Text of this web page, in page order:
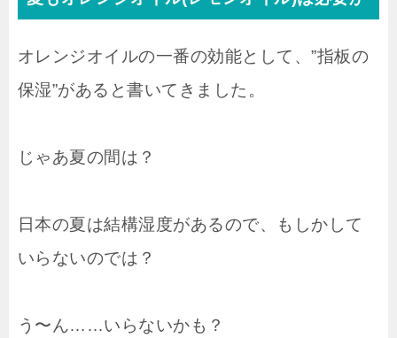
オレンジオイルの一番の効能として、”指板の
保湿”があると書いてきました。
じゃあ夏の間は？
日本の夏は結構湿度があるので、もしかして
いらないのでは？
う〜ん……いらないかも？